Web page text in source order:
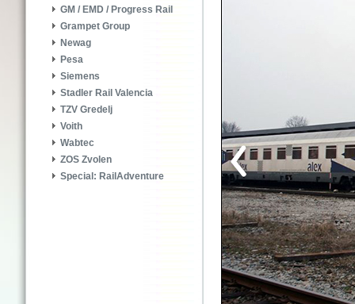
GM / EMD / Progress Rail
Grampet Group
Newag
Pesa
Siemens
Stadler Rail Valencia
TZV Gredelj
Voith
Wabtec
ZOS Zvolen
Special: RailAdventure